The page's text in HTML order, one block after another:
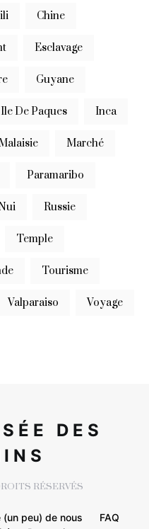
Chine
Esclavage
Guyane
Ile De Paques Inca
Malaisie Marché
Paramaribo
Russie
Temple
Tourisme
Valparaiso Voyage
DES
RÉSERVÉS
(un peu) de nous
FAQ